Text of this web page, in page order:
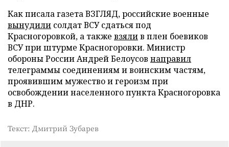
Как писала газета ВЗГЛЯД, российские военные
вынудили солдат ВСУ сдаться под
Красногоровкой, а также взялив плен боевиков
ВСУ при штурме Красногоровки. Министр
обороны России Андрей Белоусов направил
телеграммы соединениям и воинским частям,
проявившим мужество и героизм при
освобождении населенного пункта Красногоровка
в ДНР.
Текст: Дмитрий Зубарев